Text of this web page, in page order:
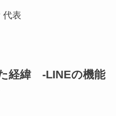
代表
経緯 -LINEの機能